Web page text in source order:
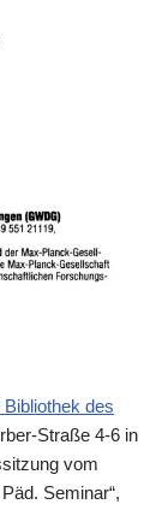
Bibliothek des
Straße 4-6 in
vom
Seminar“,